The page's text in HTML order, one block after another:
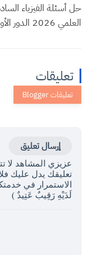
حل أسئلة الفيزياء
العلمي 2026 الدور الأول
تعليقات
إرسال تعليق
عزيزي المشاهد لا
تعليقك يدل عليك
الاستمرار في
لَدَيْهِ رَقِيبٌ عَتِيدٌ )